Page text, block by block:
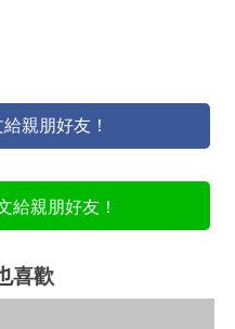
親朋好友！
給親朋好友！
喜歡